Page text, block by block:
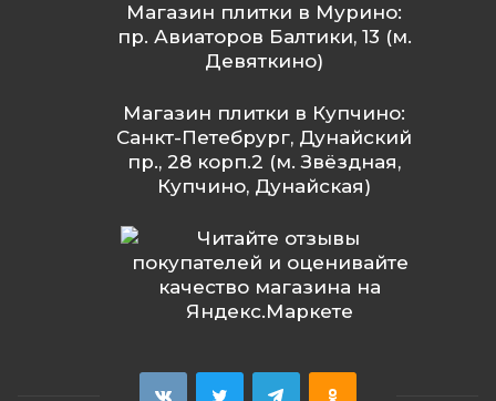
Магазин плитки в Мурино:
пр. Авиаторов Балтики, 13 (м.
Девяткино)
Магазин плитки в Купчино:
Санкт-Петебрург, Дунайский
пр., 28 корп.2 (м. Звёздная,
Купчино, Дунайская)